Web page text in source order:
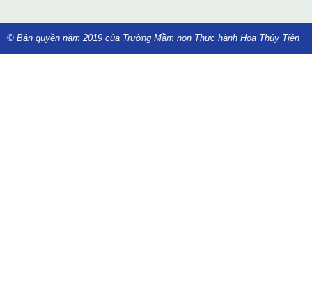
© Bản quyền năm 2019 của Trường Mầm non Thực hành Hoa Thủy Tiên